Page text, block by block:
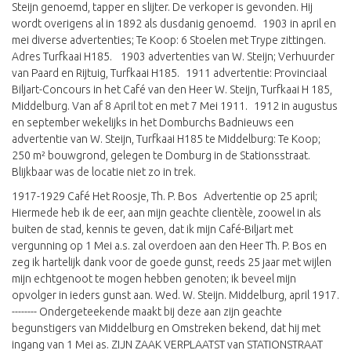
Steijn genoemd, tapper en slijter. De verkoper is gevonden. Hij
wordt overigens al in 1892 als dusdanig genoemd. 1903 in april en
mei diverse advertenties; Te Koop: 6 Stoelen met Trype zittingen.
Adres Turfkaai H185. 1903 advertenties van W. Steijn; Verhuurder
van Paard en Rijtuig, Turfkaai H185. 1911 advertentie: Provinciaal
Biljart-Concours in het Café van den Heer W. Steijn, Turfkaai H 185,
Middelburg. Van af 8 April tot en met 7 Mei 1911. 1912 in augustus
en september wekelijks in het Domburchs Badnieuws een
advertentie van W. Steijn, Turfkaai H185 te Middelburg: Te Koop;
250 m² bouwgrond, gelegen te Domburg in de Stationsstraat.
Blijkbaar was de locatie niet zo in trek.
1917-1929 Café Het Roosje, Th. P. Bos Advertentie op 25 april;
Hiermede heb ik de eer, aan mijn geachte clientèle, zoowel in als
buiten de stad, kennis te geven, dat ik mijn Café-Biljart met
vergunning op 1 Mei a.s. zal overdoen aan den Heer Th. P. Bos en
zeg ik hartelijk dank voor de goede gunst, reeds 25 jaar met wijlen
mijn echtgenoot te mogen hebben genoten; ik beveel mijn
opvolger in ieders gunst aan. Wed. W. Steijn. Middelburg, april 1917.
-------- Ondergeteekende maakt bij deze aan zijn geachte
begunstigers van Middelburg en Omstreken bekend, dat hij met
ingang van 1 Mei as. ZIJN ZAAK VERPLAATST van STATIONSTRAAT